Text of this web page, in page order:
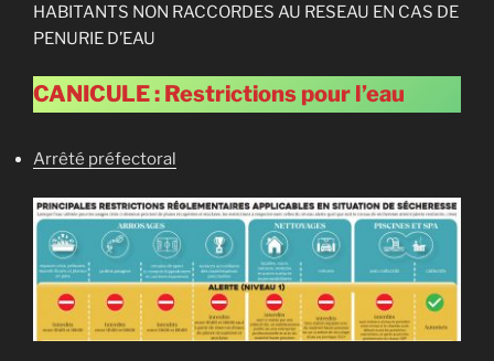
HABITANTS NON RACCORDES AU RESEAU EN CAS DE
PENURIE D’EAU
CANICULE : Restrictions pour l’eau
Arrêté préfectoral